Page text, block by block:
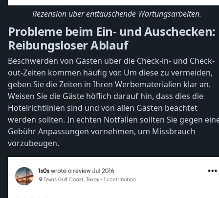
Rezension über enttäuschende Wartungsarbeiten.
Probleme beim Ein- und Auschecken:
Reibungsloser Ablauf
Beschwerden von Gästen über die Check-in- und Check-
out-Zeiten kommen häufig vor. Um diese zu vermeiden,
geben Sie die Zeiten in Ihren Werbematerialien klar an.
Weisen Sie die Gäste höflich darauf hin, dass dies die
Hotelrichtlinien sind und von allen Gästen beachtet
werden sollten. In echten Notfällen sollten Sie gegen
Gebühr Anpassungen vornehmen, um Missbrauch
vorzubeugen.